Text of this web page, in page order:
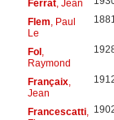
Ferrat, Jean
Flem , Paul
Le
Fol,
Raymond
Françaix,
Jean
Francescatti,